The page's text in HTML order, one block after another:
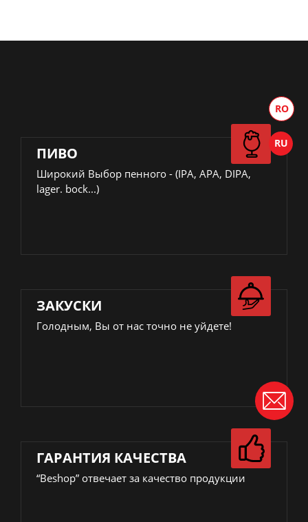
ПИВО
Широкий Выбор пенного - (IPA, APA, DIPA,
lager. bock...)
ЗАКУСКИ
Голодным, Вы от нас точно не уйдете!
ГАРАНТИЯ КАЧЕСТВА
“Beshop” отвечает за качество продукции